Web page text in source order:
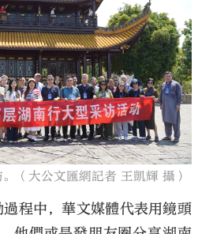
（大公文匯網記者 王凱輝 攝）
程中，華文媒體代表用鏡頭